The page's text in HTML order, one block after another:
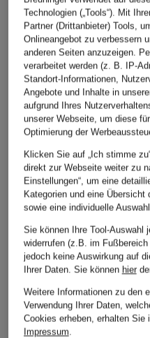
REISS
Resorthemd ECLIPSE
CHF 55
Ursprünglich:CHF 109
CHF
Technologien („Tools“). Mit
Partner (Drittanbieter) Tools,
Onlineangebot zu verbessern
anderen Seiten anzuzeigen.
verarbeitet werden (z. B. IP-
Standort-Informationen,
Angebote und Inhalte in
aufgrund Ihres
unserer Webseite, um diese
Optimierung der
Klicken Sie auf „Ich stimme
direkt zur Webseite weiter zu
Einstellungen“, um eine
Kategorien und eine
sowie eine individuelle
Sie können Ihre Tool-Auswahl
widerrufen (z.B. im
jedoch keine Auswirkung auf
Ihrer Daten. Sie können hier
Weitere Informationen zu den
Verwendung Ihrer Daten,
Cookies erheben, erhalten Sie
Impressum.